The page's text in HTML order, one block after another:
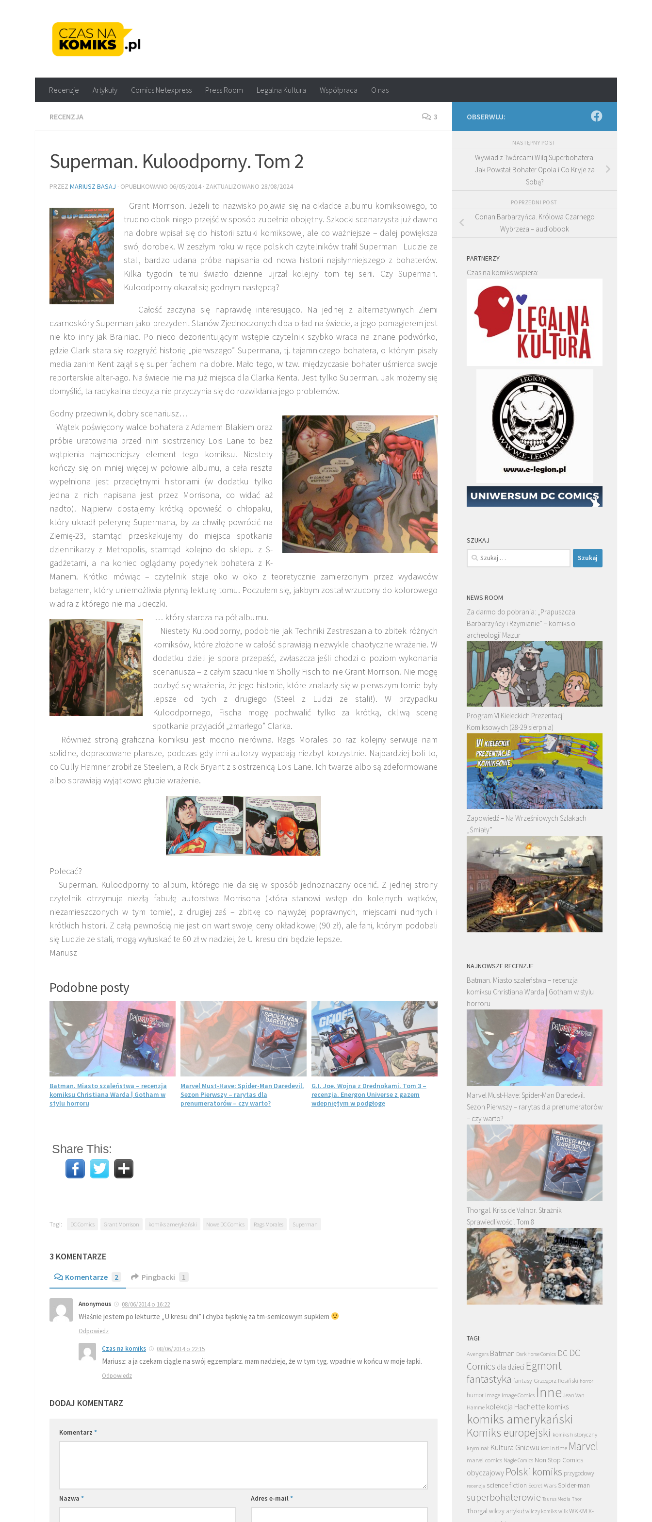
Recenzje Artykuły Comics Netexpress Press Room Legalna Kultura Współpraca O nas
RECENZJA 3
Superman. Kuloodporny. Tom 2
PRZEZ MARIUSZ BASAJ · OPUBLIKOWANO 06/05/2014 · ZAKTUALIZOWANO 28/08/2024
Grant Morrison. Jeżeli to nazwisko pojawia się na okładce albumu komiksowego, to
trudno obok niego przejść w sposób zupełnie obojętny. Szkocki scenarzysta już dawno
na dobre wpisał się do historii sztuki komiksowej, ale co ważniejsze – dalej powiększa
swój dorobek. W zeszłym roku w ręce polskich czytelników trafił Superman i Ludzie ze
stali, bardzo udana próba napisania od nowa historii najsłynniejszego z bohaterów.
Kilka tygodni temu światło dzienne ujrzał kolejny tom tej serii. Czy Superman.
Kuloodporny okazał się godnym następcą?
Całość zaczyna się naprawdę interesująco. Na jednej z alternatywnych Ziemi
czarnoskóry Superman jako prezydent Stanów Zjednoczonych dba o ład na świecie, a jego pomagierem jest
nie kto inny jak Brainiac. Po nieco dezorientującym wstępie czytelnik szybko wraca na znane podwórko,
gdzie Clark stara się rozgryźć historię „pierwszego” Supermana, tj. tajemniczego bohatera, o którym pisały
media zanim Kent zajął się super fachem na dobre. Mało tego, w tzw. międzyczasie bohater uśmierca swoje
reporterskie alter-ago. Na świecie nie ma już miejsca dla Clarka Kenta. Jest tylko Superman. Jak możemy się
domyślić, ta radykalna decyzja nie przyczynia się do rozwikłania jego problemów.
Godny przeciwnik, dobry scenariusz…
Wątek poświęcony walce bohatera z Adamem Blakiem oraz
próbie uratowania przed nim siostrzenicy Lois Lane to bez
wątpienia najmocniejszy element tego komiksu. Niestety
kończy się on mniej więcej w połowie albumu, a cała reszta
wypełniona jest przeciętnymi historiami (w dodatku tylko
jedna z nich napisana jest przez Morrisona, co widać aż
nadto). Najpierw dostajemy krótką opowieść o chłopaku,
który ukradł pelerynę Supermana, by za chwilę powrócić na
Ziemię-23, stamtąd przeskakujemy do miejsca spotkania
dziennikarzy z Metropolis, stamtąd kolejno do sklepu z S-
gadżetami, a na koniec oglądamy pojedynek bohatera z K-
Manem. Krótko mówiąc – czytelnik staje oko w oko z teoretycznie zamierzonym przez wydawców
bałaganem, który uniemożliwia płynną lekturę tomu. Poczułem się, jakbym został wrzucony do kolorowego
wiadra z którego nie ma ucieczki.
… który starcza na pół albumu.
Niestety Kuloodporny, podobnie jak Techniki Zastraszania to zbitek różnych
komiksów, które złożone w całość sprawiają niezwykle chaotyczne wrażenie. W
dodatku dzieli je spora przepaść, zwłaszcza jeśli chodzi o poziom wykonania
scenariusza – z całym szacunkiem Sholly Fisch to nie Grant Morrison. Nie mogę
pozbyć się wrażenia, że jego historie, które znalazły się w pierwszym tomie były
lepsze od tych z drugiego (Steel z Ludzi ze stali!). W przypadku
Kuloodpornego, Fischa mogę pochwalić tylko za krótką, ckliwą scenę
spotkania przyjaciół „zmarłego” Clarka.
Również stroną graficzna komiksu jest mocno nierówna. Rags Morales po raz kolejny serwuje nam
solidne, dopracowane plansze, podczas gdy inni autorzy wypadają niezbyt korzystnie. Najbardziej boli to,
co Cully Hamner zrobił ze Steelem, a Rick Bryant z siostrzenicą Lois Lane. Ich twarze albo są zdeformowane
albo sprawiają wyjątkowo głupie wrażenie.
Polecać?
Superman. Kuloodporny to album, którego nie da się w sposób jednoznaczny ocenić. Z jednej strony
czytelnik otrzymuje niezłą fabułę autorstwa Morrisona (która stanowi wstęp do kolejnych wątków,
niezamieszczonych w tym tomie), z drugiej zaś – zbitkę co najwyżej poprawnych, miejscami nudnych i
krótkich historii. Z całą pewnością nie jest on wart swojej ceny okładkowej (90 zł), ale fani, którym podobali
się Ludzie ze stali, mogą wyłuskać te 60 zł w nadziei, że U kresu dni będzie lepsze.
Mariusz
Podobne posty
Batman. Miasto szaleństwa – recenzja
komiksu Christiana Warda | Gotham w
stylu horroru
Marvel Must-Have: Spider-Man Daredevil.
Sezon Pierwszy – rarytas dla
prenumeratorów – czy warto?
G.I. Joe. Wojna z Drednokami. Tom 3 –
recenzja. Energon Universe z gazem
wdepniętym w podgłogę
Smarkula. California Screaming. Tom 2 –
recenzja. Nie Scott Pilgrim, a intryga
wciąż przyciąga
Opowieści Wojowniczych
Wyjątkowo
Share This:
Tagi: DC Comics Grant Morrison komiks amerykański Nowe DC Comics Rags Morales Superman
3 KOMENTARZE
Komentarze 2 Pingbacki 1
Anonymous 08/06/2014 o 16:22
Właśnie jestem po lekturze „U kresu dni” i chyba tęsknię za tm-semicowym supkiem
Odpowiedz
Czas na komiks 08/06/2014 o 22:15
Mariusz: a ja czekam ciągle na swój egzemplarz. mam nadzieję, że w tym tyg. wpadnie w końcu w moje łapki.
Odpowiedz
DODAJ KOMENTARZ
Komentarz *
Nazwa * Adres e-mail*
OBSERWUJ:
NASTĘPNY POST
Wywiad z Twórcami Wilq Superbohatera:
Jak Powstał Bohater Opola i Co Kryje za
Sobą?
POPRZEDNI POST
Conan Barbarzyńca. Królowa Czarnego
Wybrzeża – audiobook
PARTNERZY
Czas na komiks wspiera:
SZUKAJ
Szukaj:
NEWS ROOM
Za darmo do pobrania: „Prapuszcza.
Barbarzyńcy i Rzymianie” – komiks o
archeologii Mazur
Program VI Kieleckich Prezentacji
Komiksowych (28-29 sierpnia)
Zapowiedź – Na Wrześniowych Szlakach
„Śmiały”
NAJNOWSZE RECENZJE
Batman. Miasto szaleństwa – recenzja
komiksu Christiana Warda | Gotham w stylu
horroru
Marvel Must-Have: Spider-Man Daredevil.
Sezon Pierwszy – rarytas dla prenumeratorów
– czy warto?
Thorgal. Kriss de Valnor. Strażnik
Sprawiedliwości. Tom 8
TAGI:
Avengers Batman Dark Horse Comics DC DC
Comics dla dzieci Egmont
fantastyka fantasy Grzegorz Rosiński horror
humor Image Image Comics Inne Jean Van
Hamme kolekcja Hachette komiks
komiks amerykański
Komiks europejski komiks historyczny
kryminał Kultura Gniewu lost in time Marvel
marvel comics Nagle Comics Non Stop Comics
obyczajowy Polski komiks przygodowy
recenzja science fiction Secret Wars Spider-man
superbohaterowie Taurus Media Thor
Thorgalwilczy artykuł wilczy komiks wilk WKKM X-